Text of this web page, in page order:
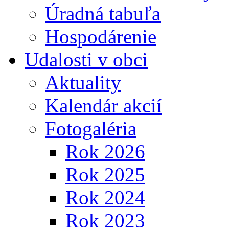
Úradná tabuľa
Hospodárenie
Udalosti v obci
Aktuality
Kalendár akcií
Fotogaléria
Rok 2026
Rok 2025
Rok 2024
Rok 2023